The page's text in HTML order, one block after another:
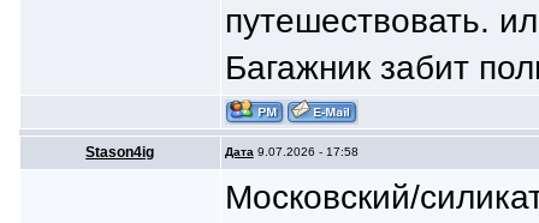
путешествовать.
Багажник забит
Stason4ig Дата 9.07.2026 - 17:58
Московский/